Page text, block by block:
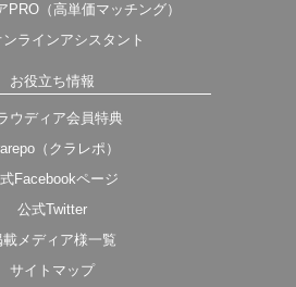
PRO（高単価マッチング）
ラインアシスタント
お役立ち情報
ウディア会員特典
（クラレポ）
Facebookページ
公式Twitter
載メディア様一覧
サイトマップ